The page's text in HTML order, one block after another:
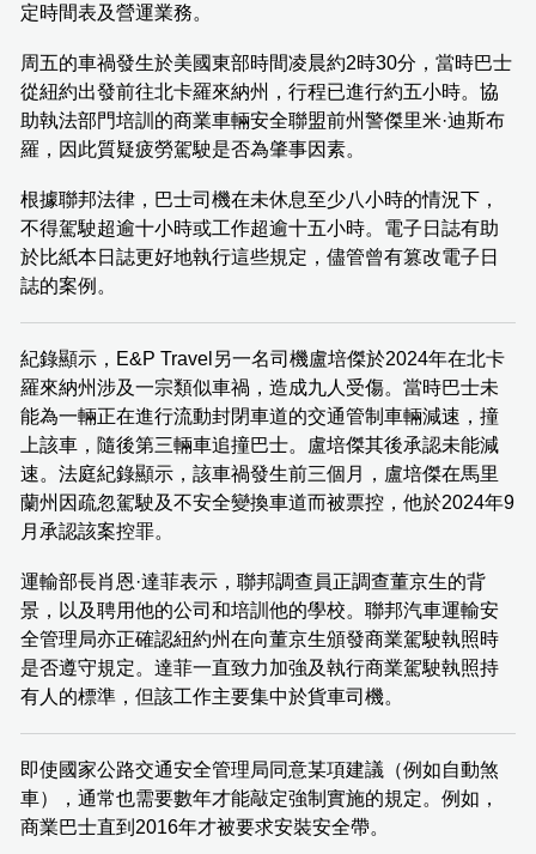
定時間表及營運業務。
周五的車禍發生於美國東部時間凌晨約2時30分，當時巴士
從紐約出發前往北卡羅來納州，行程已進行約五小時。協
助執法部門培訓的商業車輛安全聯盟前州警傑里米·迪斯布
羅，因此質疑疲勞駕駛是否為肇事因素。
根據聯邦法律，巴士司機在未休息至少八小時的情況下，
不得駕駛超逾十小時或工作超逾十五小時。電子日誌有助
於比紙本日誌更好地執行這些規定，儘管曾有篡改電子日
誌的案例。
紀錄顯示，E&P Travel另一名司機盧培傑於2024年在北卡
羅來納州涉及一宗類似車禍，造成九人受傷。當時巴士未
能為一輛正在進行流動封閉車道的交通管制車輛減速，撞
上該車，隨後第三輛車追撞巴士。盧培傑其後承認未能減
速。法庭紀錄顯示，該車禍發生前三個月，盧培傑在馬里
蘭州因疏忽駕駛及不安全變換車道而被票控，他於2024年9
月承認該案控罪。
運輸部長肖恩·達菲表示，聯邦調查員正調查董京生的背
景，以及聘用他的公司和培訓他的學校。聯邦汽車運輸安
全管理局亦正確認紐約州在向董京生頒發商業駕駛執照時
是否遵守規定。達菲一直致力加強及執行商業駕駛執照持
有人的標準，但該工作主要集中於貨車司機。
即使國家公路交通安全管理局同意某項建議（例如自動煞
車），通常也需要數年才能敲定強制實施的規定。例如，
商業巴士直到2016年才被要求安裝安全帶。